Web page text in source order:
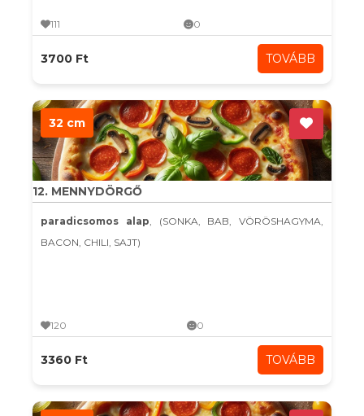
111 0
3700 Ft TOVÁBB
32 cm
12. MENNYDÖRGŐ
paradicsomos alap, (SONKA, BAB, VÖRÖSHAGYMA,
BACON, CHILI, SAJT)
120 0
3360 Ft TOVÁBB